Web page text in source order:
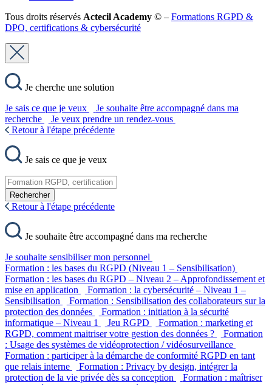
Tous droits réservés Actecil Academy © – Formations RGPD &
DPO, certifications & cybersécurité
Je cherche une solution
Je sais ce que je veux
Je souhaite être accompagné dans ma
recherche
Je veux prendre un rendez-vous
Retour à l'étape précédente
Je sais ce que je veux
Rechercher
Retour à l'étape précédente
Je souhaite être accompagné dans ma recherche
Je souhaite sensibiliser mon personnel
Formation : les bases du RGPD (Niveau 1 – Sensibilisation)
Formation : les bases du RGPD – Niveau 2 – Approfondissement et
mise en application
Formation : la cybersécurité – Niveau 1 –
Sensibilisation
Formation : Sensibilisation des collaborateurs sur la
protection des données
Formation : initiation à la sécurité
informatique – Niveau 1
Jeu RGPD
Formation : marketing et
RGPD, comment maitriser votre gestion des données ?
Formation
: Usage des systèmes de vidéoprotection / vidéosurveillance
Formation : participer à la démarche de conformité RGPD en tant
que relais interne
Formation : Privacy by design, intégrer la
protection de la vie privée dès sa conception
Formation : maîtriser